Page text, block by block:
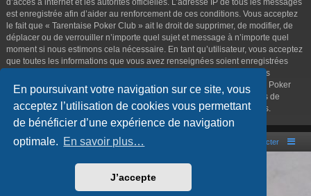
En poursuivant votre navigation sur ce site, vous
acceptez l’utilisation de cookies vous permettant
de bénéficier d’une expérience de navigation
optimale. En savoir plus…
J’accepte
est enregistrée afin d’aider au renforcement de ces conditions. Vous acceptez
le fait que « Tarentaise Poker Club » ait le droit de supprimer, de modifier, de
déplacer ou de verrouiller n’importe quel sujet et message à n’importe quel
moment si nous estimons cela nécessaire. En tant qu’utilisateur, vous acceptez
que toutes les informations que vous avez renseignées soient enregistrées
dans notre base de données. Bien que ces informations ne seront pas
diffusées à une tierce partie sans votre consentement, ni « Tarentaise Poker
Club », ni phpBB, ne pourront être tenus comme responsables en cas de
tentative de piratage informatique visant à compromettre vos données.
Portal Accueil du forum Nous contacter
Développé parphpBB® Forum Software © phpBB Limited
Style parArty- phpBB 3.3 par MrGaby
©